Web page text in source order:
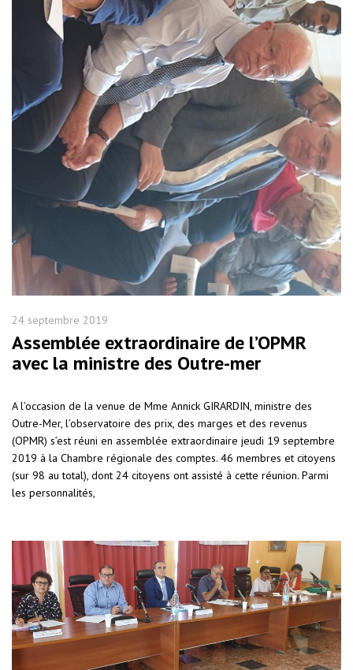
24 septembre 2019
Assemblée extraordinaire de l’OPMR
avec la ministre des Outre-mer
A l’occasion de la venue de Mme Annick GIRARDIN, ministre des
Outre-Mer, l’observatoire des prix, des marges et des revenus
(OPMR) s’est réuni en assemblée extraordinaire jeudi 19 septembre
2019 à la Chambre régionale des comptes. 46 membres et citoyens
(sur 98 au total), dont 24 citoyens ont assisté à cette réunion. Parmi
les personnalités,